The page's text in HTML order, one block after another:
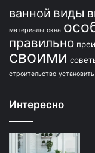
ванной виды
материалы окна
правильно
своими
строительство установить
Интересно